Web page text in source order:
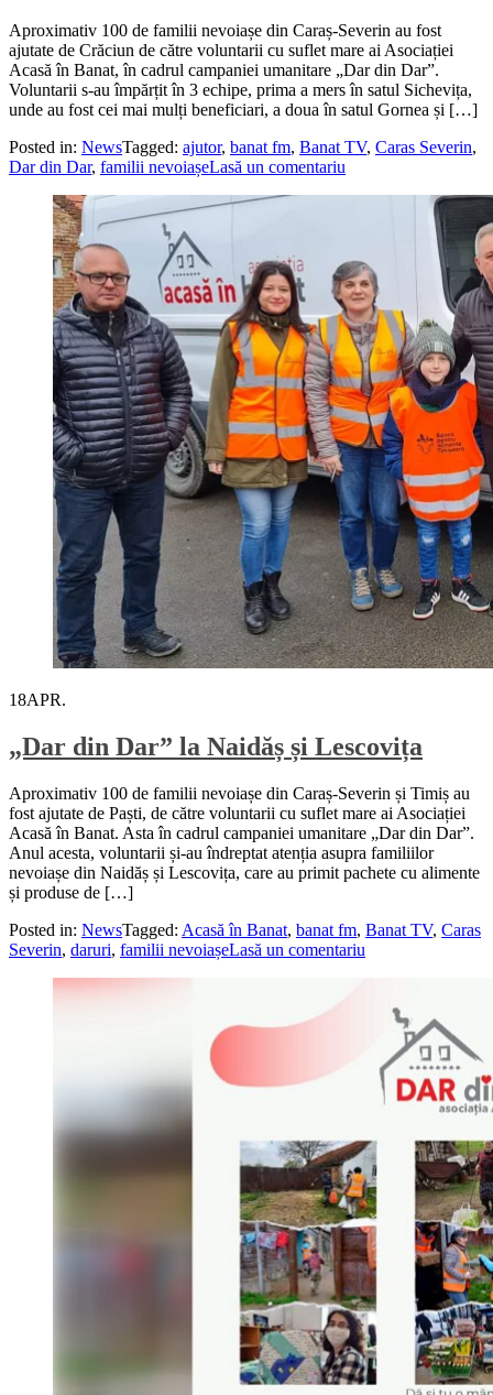
Aproximativ 100 de familii nevoiașe din Caraș-Severin au fost
ajutate de Crăciun de către voluntarii cu suflet mare ai Asociației
Acasă în Banat, în cadrul campaniei umanitare „Dar din Dar”.
Voluntarii s-au împărțit în 3 echipe, prima a mers în satul Sichevița,
unde au fost cei mai mulți beneficiari, a doua în satul Gornea și […]
Posted in: NewsTagged: ajutor, banat fm, Banat TV, Caras Severin,
Dar din Dar, familii nevoiașeLasă un comentariu
18APR.
„Dar din Dar” la Naidăș și Lescovița
Aproximativ 100 de familii nevoiașe din Caraș-Severin și Timiș au
fost ajutate de Paști, de către voluntarii cu suflet mare ai Asociației
Acasă în Banat. Asta în cadrul campaniei umanitare „Dar din Dar”.
Anul acesta, voluntarii și-au îndreptat atenția asupra familiilor
nevoiașe din Naidăș și Lescovița, care au primit pachete cu alimente
și produse de […]
Posted in: NewsTagged: Acasă în Banat, banat fm, Banat TV, Caras
Severin, daruri, familii nevoiașeLasă un comentariu